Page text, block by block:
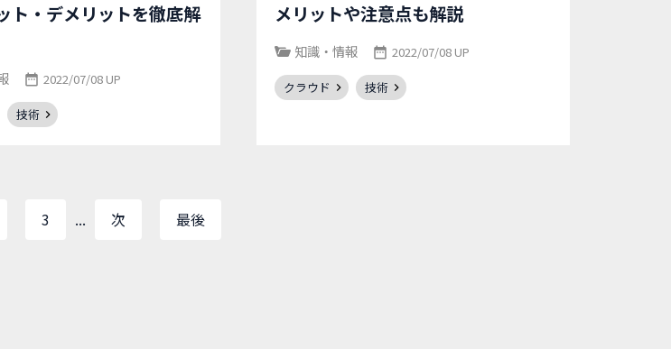
ト・デメリットを徹底解
2022/07/08 UP
技術
メリットや注意点も解説
知識・情報 2022/07/08 UP
クラウド 技術
3 ... 次 最後